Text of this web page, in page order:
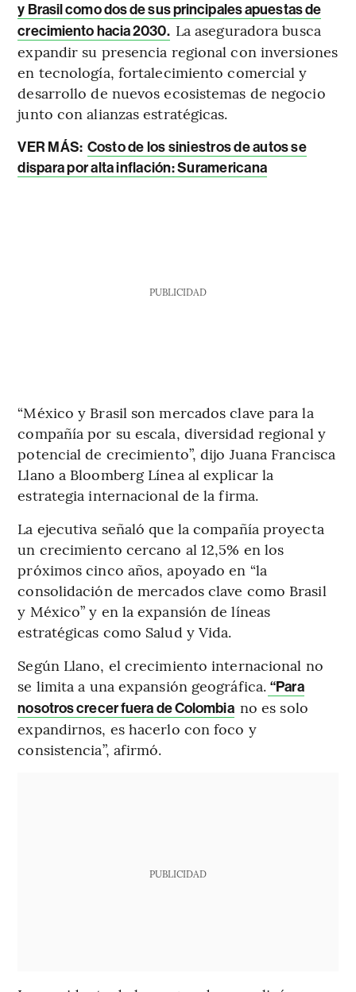
y Brasil como dos de sus principales apuestas de
crecimiento hacia 2030. La aseguradora busca
expandir su presencia regional con inversiones
en tecnología, fortalecimiento comercial y
desarrollo de nuevos ecosistemas de negocio
junto con alianzas estratégicas.
VER MÁS: Costo de los siniestros de autos se
dispara por alta inflación: Suramericana
PUBLICIDAD
“México y Brasil son mercados clave para la
compañía por su escala, diversidad regional y
potencial de crecimiento”, dijo Juana Francisca
Llano a Bloomberg Línea al explicar la
estrategia internacional de la firma.
La ejecutiva señaló que la compañía proyecta
un crecimiento cercano al 12,5% en los
próximos cinco años, apoyado en “la
consolidación de mercados clave como Brasil
y México” y en la expansión de líneas
estratégicas como Salud y Vida.
Según Llano, el crecimiento internacional no
se limita a una expansión geográfica. “Para
nosotros crecer fuera de Colombia no es solo
expandirnos, es hacerlo con foco y
consistencia”, afirmó.
PUBLICIDAD